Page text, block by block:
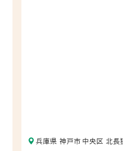
兵庫県 神戸市 中央区 北